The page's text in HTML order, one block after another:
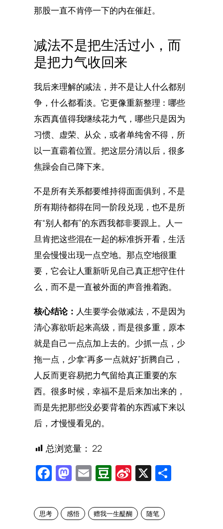
那股一直不肯停一下的内在催赶。
减法不是把生活过小，而
是把力气收回来
我后来理解的减法，并不是让人什么都别
争，什么都看淡。它更像重新整理：哪些
东西真值得我继续花力气，哪些只是因为
习惯、虚荣、从众，或者单纯舍不得，所
以一直霸着位置。把这层分清以后，很多
焦躁会自己降下来。
不是所有关系都要维持得面面俱到，不是
所有期待都得在同一阶段兑现，也不是所
有“别人都有”的东西我都非要跟上。人一
旦肯把这些混在一起的标准拆开看，生活
里会慢慢出现一点空地。那点空地很重
要，它会让人重新听见自己真正想守住什
么，而不是一直被外面的声音推着跑。
核心结论： 人生要学会做减法，不是因为
清心寡欲听起来高级，而是很多重，原本
就是自己一点点加上去的。少抓一点，少
拖一点，少拿“再多一点就好”折腾自己，
人反而更容易把力气留给真正重要的东
西。很多时候，幸福不是后来加出来的，
而是先把那些没必要背着的东西减下来以
后，才慢慢看见的。
总浏览量： 22
Facebook
Mastodon
EmailDouban
Sina
X
思考 感悟 赠我一生醍醐 随笔